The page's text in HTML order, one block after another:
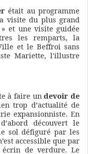
était au programme
visite du plus grand
» et une visite guidée
les remparts, la
et le Beffroi sans
Mariette, l'illustre
à faire undevoir de
trop d’actualité de
expansionniste. En
découvert le
sol défiguré par les
accessible que par
de verdure. Le